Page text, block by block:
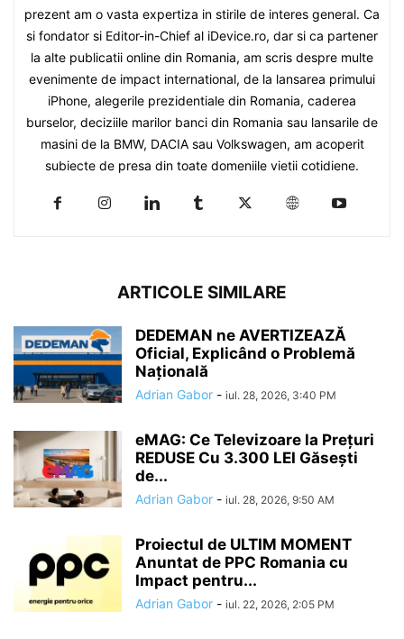
prezent am o vasta expertiza in stirile de interes general. Ca
si fondator si Editor-in-Chief al iDevice.ro, dar si ca partener
la alte publicatii online din Romania, am scris despre multe
evenimente de impact international, de la lansarea primului
iPhone, alegerile prezidentiale din Romania, caderea
burselor, deciziile marilor banci din Romania sau lansarile de
masini de la BMW, DACIA sau Volkswagen, am acoperit
subiecte de presa din toate domeniile vietii cotidiene.
ARTICOLE SIMILARE
DEDEMAN ne AVERTIZEAZĂ
Oficial, Explicând o Problemă
Națională
Adrian Gabor - iul. 28, 2026, 3:40 PM
eMAG: Ce Televizoare la Prețuri
REDUSE Cu 3.300 LEI Găsești
de...
Adrian Gabor - iul. 28, 2026, 9:50 AM
Proiectul de ULTIM MOMENT
Anuntat de PPC Romania cu
Impact pentru...
Adrian Gabor - iul. 22, 2026, 2:05 PM